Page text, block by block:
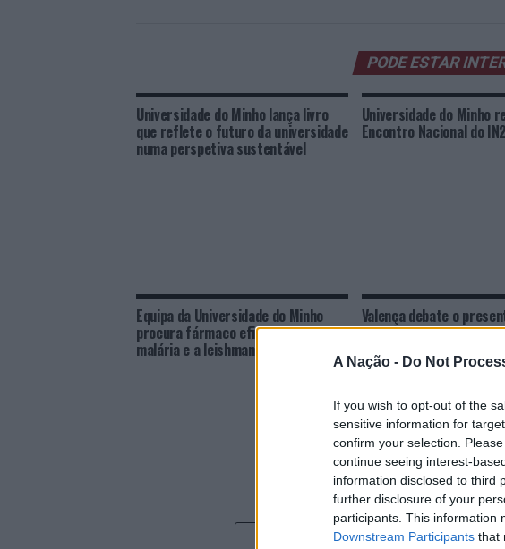
A Nação - Do Not
If you wish to opt-out of the
sensitive information for
confirm your selection.
continue seeing interest-
information disclosed to third
further disclosure of your
participants. This information
Downstream Participants that
PODE ESTAR
Universidade do Minho lança livro
que reflete o futuro da universidade
numa perspetiva sustentável
Universidade do Minho
Encontro Nacional do
Equipa da Universidade do Minho
procura fármaco eficaz contra a
malária e a leishmaniose
Valença debate o
futuro do Rio Minho
CLIQUE PARA